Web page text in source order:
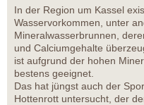
In der Region um Kassel
Wasservorkommen, unter
Mineralwasserbrunnen,
und Calciumgehalte
ist aufgrund der hohen
bestens geeignet.
Das hat jüngst auch der
Hottenrott untersucht, der